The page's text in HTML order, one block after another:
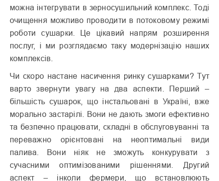
можна інтегрувати в зерносушильний комплекс. Тоді
очищення можливо проводити в потоковому режимі
роботи сушарки. Це цікавий напрям розширення
послуг, і ми розглядаємо таку модернізацію наших
комплексів.
Чи скоро настане насичення ринку сушарками? Тут
варто звернути увагу на два аспекти. Перший –
більшість сушарок, що інстальовані в Україні, вже
морально застарілі. Вони не дають змоги ефективно
та безпечно працювати, складні в обслуговуванні та
переважно орієнтовані на неоптимальні види
палива. Вони ніяк не зможуть конкурувати з
сучасними оптимізованими рішеннями. Другий
аспект – інколи фермери, що встановлюють